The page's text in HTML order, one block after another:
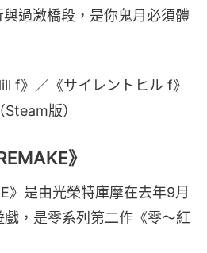
過激橋段，是你鬼月必須體
f》／《サイレントヒル f》
版）
》
》是由光榮特庫摩在去年9月
，是零系列第二作《零～紅